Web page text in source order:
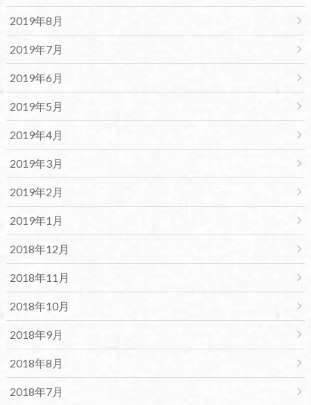
2019年8月
2019年7月
2019年6月
2019年5月
2019年4月
2019年3月
2019年2月
2019年1月
2018年12月
2018年11月
2018年10月
2018年9月
2018年8月
2018年7月